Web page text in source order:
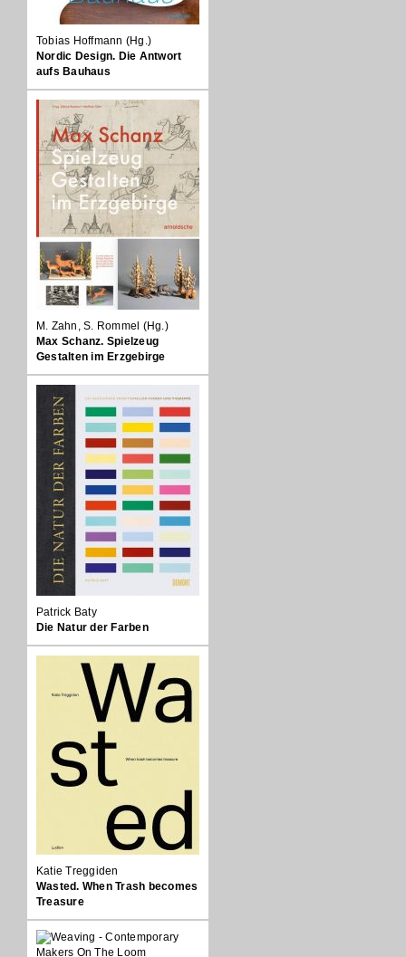
Tobias Hoffmann (Hg.)
Nordic Design. Die Antwort
aufs Bauhaus
M. Zahn, S. Rommel (Hg.)
Max Schanz. Spielzeug
Gestalten im Erzgebirge
Patrick Baty
Die Natur der Farben
Katie Treggiden
Wasted. When Trash becomes
Treasure